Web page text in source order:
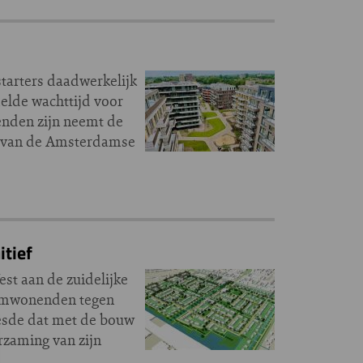
daadwerkelijk
wachttijd voor
zijn neemt de
de Amsterdamse
aan de zuidelijke
tegen
dat met de bouw
van zijn